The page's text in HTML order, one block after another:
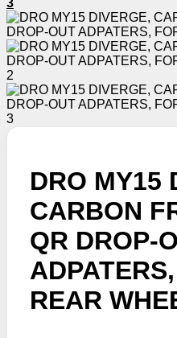
DRO MY15
CARBON
QR DROP-
REAR